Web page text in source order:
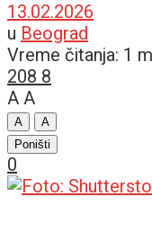
13.02.2026
u Beograd
Vreme čitanja: 1
208 8
A A
A
A
Poništi
0